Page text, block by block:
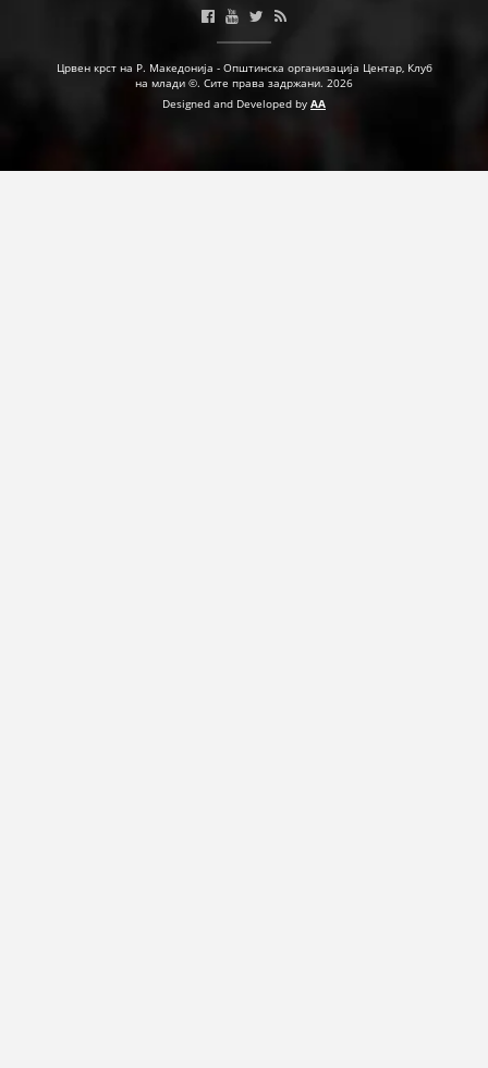
Црвен крст на Р. Македонија - Општинска организација Центар, Клуб
на млади ©. Сите права задржани. 2026
Designed and Developed by AA